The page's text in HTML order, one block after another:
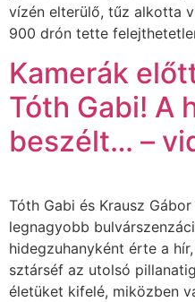
vízén elterülő, tűz alkotta
900 drón tette
Kamerák
Tóth Gabi! A
beszélt… –
Tóth Gabi és Krausz
legnagyobb
hidegzuhanyként érte a
sztárséf az utolsó
életüket kifelé, miközben